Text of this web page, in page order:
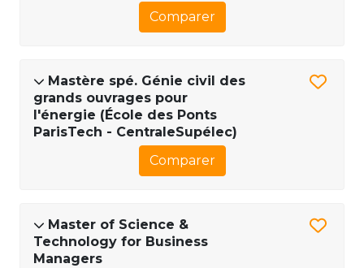
Comparer
Mastère spé. Génie civil des
grands ouvrages pour
l'énergie (École des Ponts
ParisTech - CentraleSupélec)
Comparer
Master of Science &
Technology for Business
Managers